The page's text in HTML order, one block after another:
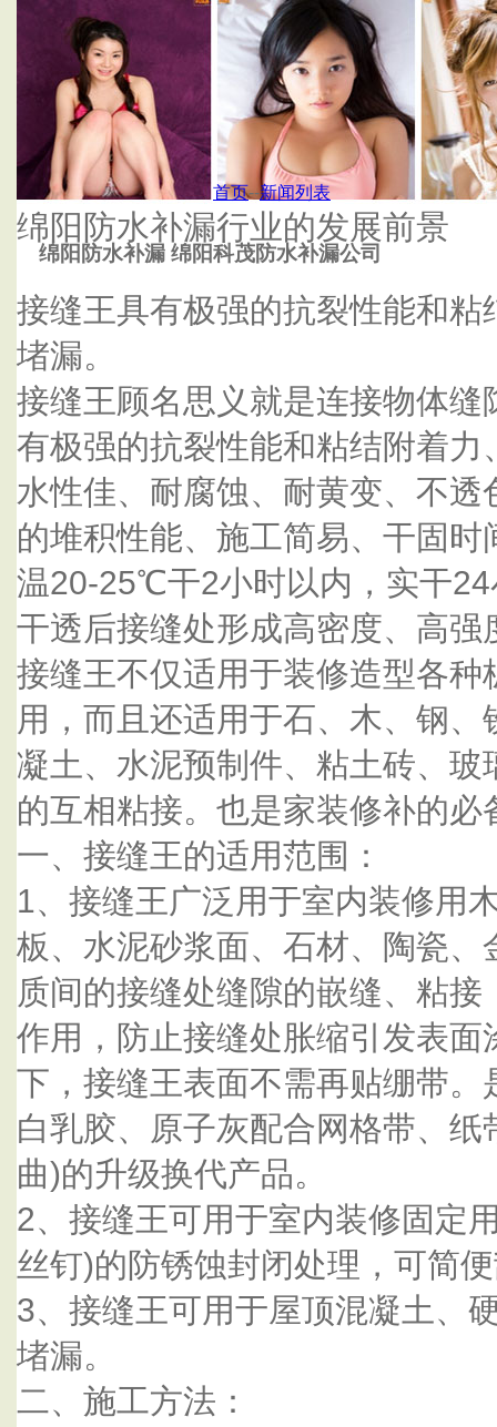
绵阳防水补漏 绵阳科茂防水补漏公司
杭州泰鑫防水补漏公司
首页--新闻列表
绵阳防水补漏行业的发展前景
接缝王具有极强的抗裂性能和
堵漏。
接缝王顾名思义就是连接物体
有极强的抗裂性能和粘结附着
水性佳、耐腐蚀、耐黄变、不
的堆积性能、施工简易、干固
温20-25℃干2小时以内，实干
干透后接缝处形成高密度、高强
接缝王不仅适用于装修造型各
用，而且还适用于石、木、钢
凝土、水泥预制件、粘土砖、
的互相粘接。也是家装修补的必
一、接缝王的适用范围：
1、接缝王广泛用于室内装修用
板、水泥砂浆面、石材、陶瓷
质间的接缝处缝隙的嵌缝、粘
作用，防止接缝处胀缩引发表
下，接缝王表面不需再贴绷带
白乳胶、原子灰配合网格带、
曲)的升级换代产品。
2、接缝王可用于室内装修固定
丝钉)的防锈蚀封闭处理，可简
3、接缝王可用于屋顶混凝土、
堵漏。
二、施工方法：